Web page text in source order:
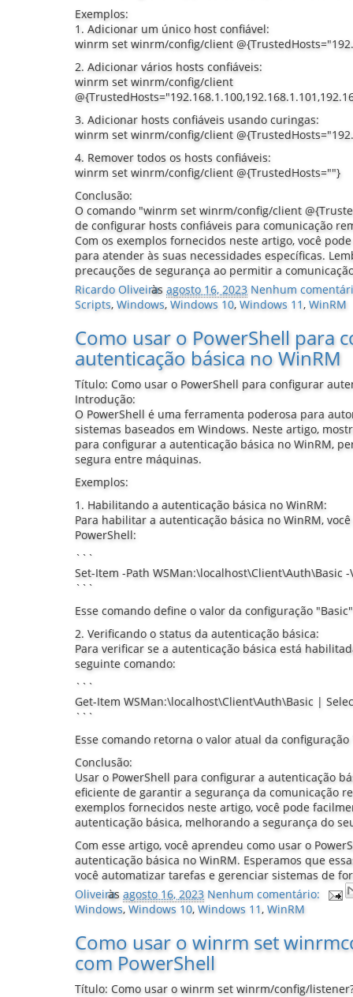
Exemplos:
1. Adicionar um único host confiável:
winrm set winrm/config/client
2. Adicionar vários hosts confiáveis:
winrm set winrm/config/client
3. Adicionar hosts confiáveis usando curingas:
winrm set winrm/config/client
4. Remover todos os hosts confiáveis:
winrm set winrm/config/client @{TrustedHosts=""}
Conclusão:
O comando "winrm set winrm/config/client
de configurar hosts confiáveis para comunicação
Com os exemplos fornecidos neste artigo, você
para atender às suas necessidades específicas.
precauções de segurança ao permitir a
Ricardo Oliveira
às agosto 16, 2023 Nenhum
Scripts, Windows, Windows 10, Windows 11, WinRM
Como usar o PowerShell para
autenticação básica no WinRM
Título: Como usar o PowerShell para configurar
Introdução:
O PowerShell é uma ferramenta poderosa para
sistemas baseados em Windows. Neste artigo,
para configurar a autenticação básica no WinRM,
segura entre máquinas.
Exemplos:
1. Habilitando a autenticação básica no WinRM:
Para habilitar a autenticação básica no WinRM,
PowerShell:
```
Set-Item -Path WSMan:\localhost\Client\Auth\Basic
```
Esse comando define o valor da configuração
2. Verificando o status da autenticação básica:
Para verificar se a autenticação básica está
seguinte comando:
```
Get-Item WSMan:\localhost\Client\Auth\Basic |
```
Esse comando retorna o valor atual da configuração
Conclusão:
Usar o PowerShell para configurar a autenticação
eficiente de garantir a segurança da comunicação
exemplos fornecidos neste artigo, você pode
autenticação básica, melhorando a segurança do
Com esse artigo, você aprendeu como usar o
autenticação básica no WinRM. Esperamos que
você automatizar tarefas e gerenciar sistemas de
Oliveira
às agosto 16, 2023 Nenhum comentário:
Windows, Windows 10, Windows 11, WinRM
Como usar o winrm set
com PowerShell
Título: Como usar o winrm set winrm/config/